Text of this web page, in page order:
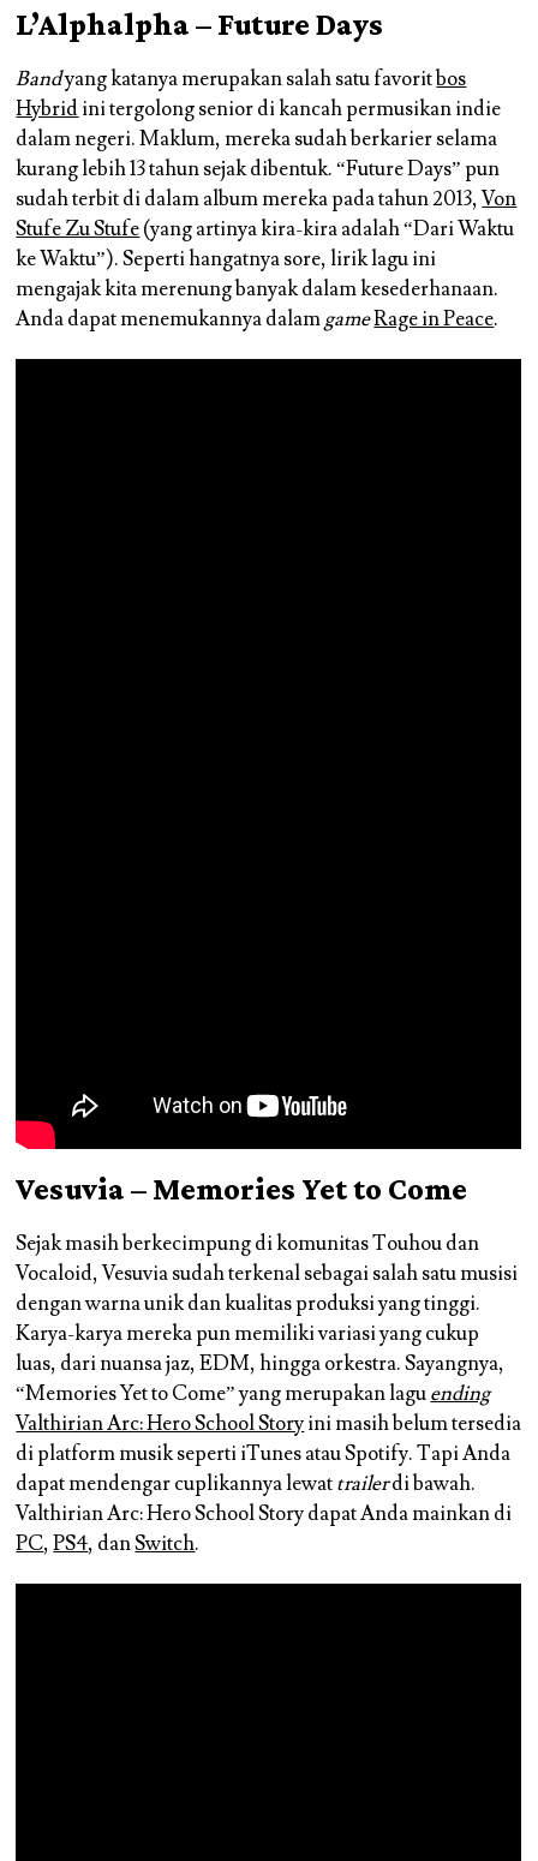
L’Alphalpha – Future Days
Bandyang katanya merupakan salah satu favoritbos
Hybridini tergolong senior di kancah permusikan indie
dalam negeri. Maklum, mereka sudah berkarier selama
kurang lebih 13 tahun sejak dibentuk. “Future Days” pun
sudah terbit di dalam album mereka pada tahun 2013,Von
Stufe Zu Stufe(yang artinya kira-kira adalah “Dari Waktu
ke Waktu”). Seperti hangatnya sore, lirik lagu ini
mengajak kita merenung banyak dalam kesederhanaan.
Anda dapat menemukannya dalamgameRage in Peace.
Vesuvia – Memories Yet to Come
Sejak masih berkecimpung di komunitas Touhou dan
Vocaloid, Vesuvia sudah terkenal sebagai salah satu musisi
dengan warna unik dan kualitas produksi yang tinggi.
Karya-karya mereka pun memiliki variasi yang cukup
luas, dari nuansa jaz, EDM, hingga orkestra. Sayangnya,
“Memories Yet to Come” yang merupakan laguending
Valthirian Arc: Hero School Storyini masih belum tersedia
di platform musik seperti iTunes atau Spotify. Tapi Anda
dapat mendengar cuplikannya lewattrailerdi bawah.
Valthirian Arc: Hero School Story dapat Anda mainkan di
PC,PS4, danSwitch.